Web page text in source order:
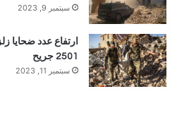
سبتمبر 9, 2023
2501 جريح
سبتمبر 11, 2023